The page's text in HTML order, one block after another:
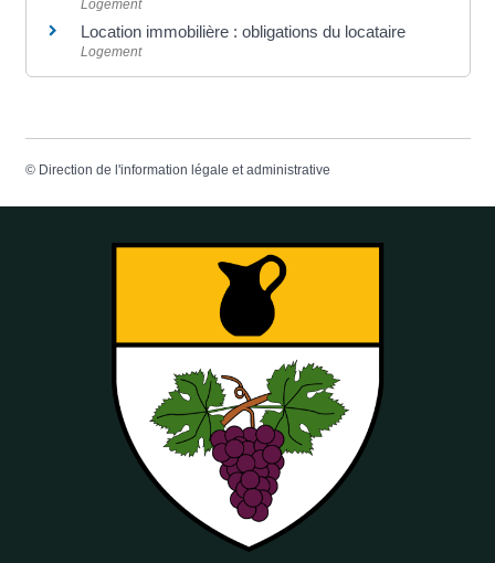
Logement
Location immobilière : obligations du locataire
Logement
© Direction de l'information légale et administrative